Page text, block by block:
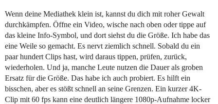
Wenn deine Mediathek klein ist, kannst du dich mit roher Gewalt
durchkämpfen. Öffne ein Video, wische nach oben oder tippe auf
das kleine Info-Symbol, und dort siehst du die Größe. Ich habe das
eine Weile so gemacht. Es nervt ziemlich schnell. Sobald du ein
paar hundert Clips hast, wird daraus tippen, prüfen, zurück,
wiederholen. Und ja, manche Leute nutzen die Dauer als groben
Ersatz für die Größe. Das habe ich auch probiert. Es hilft ein
bisschen, aber es stößt schnell an seine Grenzen. Ein kurzer 4K-
Clip mit 60 fps kann eine deutlich längere 1080p-Aufnahme locker